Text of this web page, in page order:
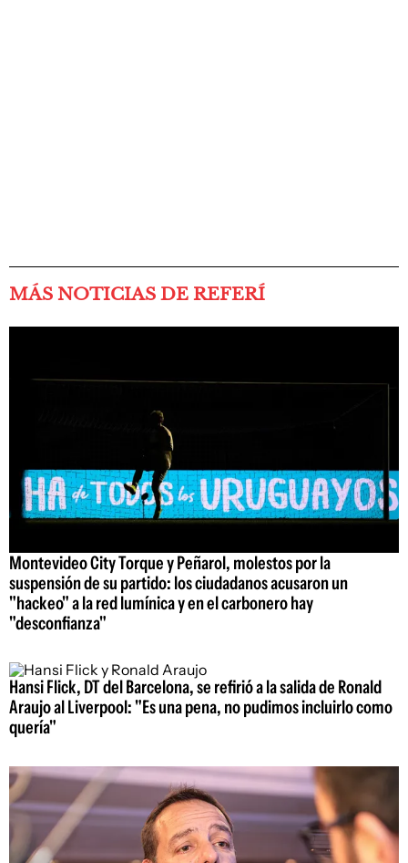
MÁS NOTICIAS DE REFERÍ
Montevideo City Torque y Peñarol, molestos por la
suspensión de su partido: los ciudadanos acusaron un
"hackeo" a la red lumínica y en el carbonero hay
"desconfianza"
Hansi Flick, DT del Barcelona, se refirió a la salida de Ronald
Araujo al Liverpool: "Es una pena, no pudimos incluirlo como
quería"